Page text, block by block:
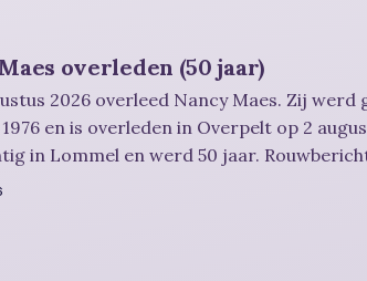
overleden (50 jaar)
2026 overleed Nancy Maes. Zij werd
en is overleden in Overpelt op 2
en werd 50 jaar. Rouwbericht Severens: De
vindt plaats in besloten kring. Er is gelegenheid om